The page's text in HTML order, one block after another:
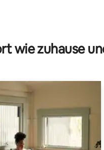
5 von 5, 118
wie zuhause